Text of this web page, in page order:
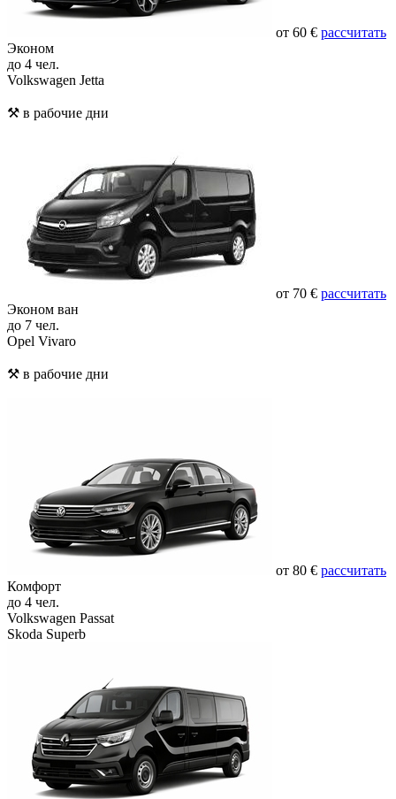
от 60 € рассчитать
Эконом
до 4 чел.
Volkswagen Jetta
⚒️ в рабочие дни
от 70 € рассчитать
Эконом ван
до 7 чел.
Opel Vivaro
⚒️ в рабочие дни
от 80 € рассчитать
Комфорт
до 4 чел.
Volkswagen Passat
Skoda Superb